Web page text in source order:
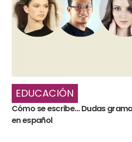
EDUCACIÓN
Cómo se escribe… Dudas
en español